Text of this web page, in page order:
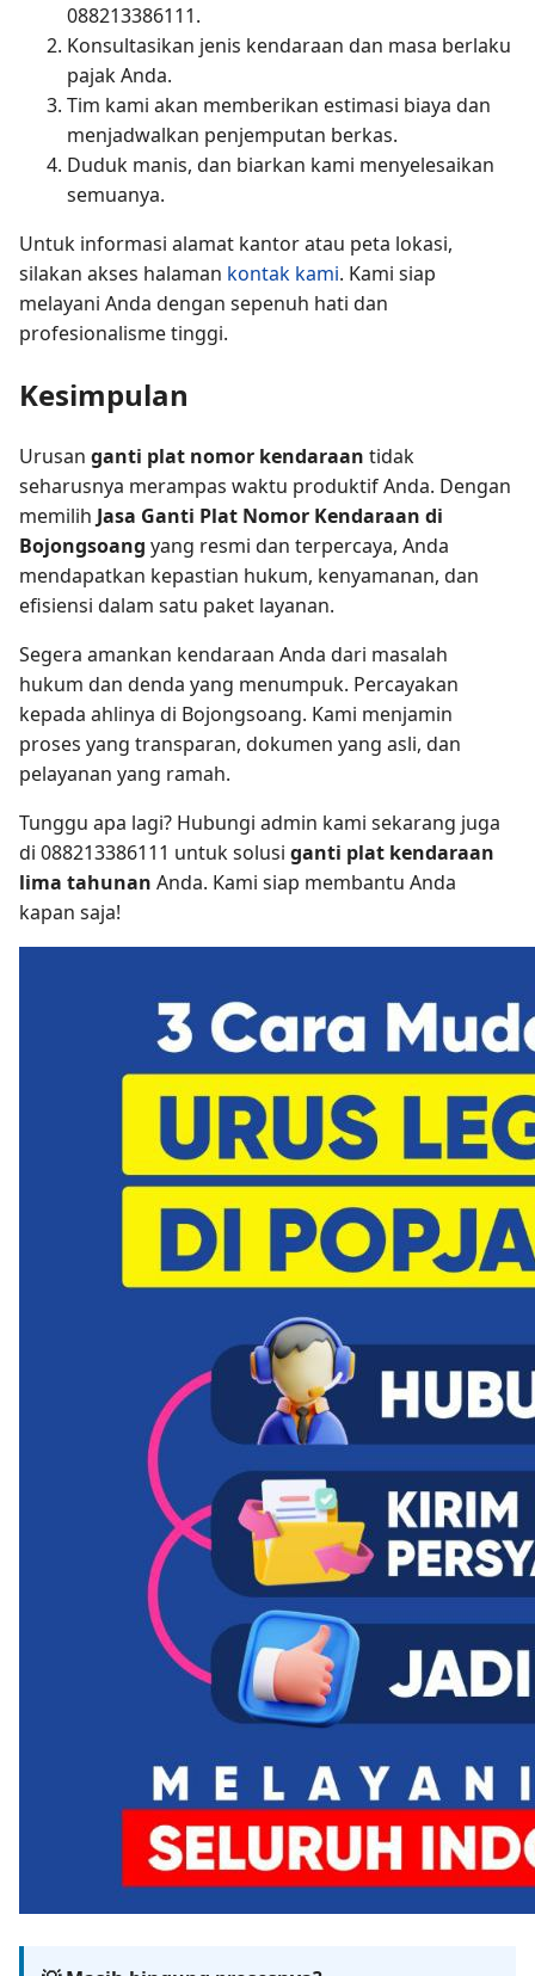
088213386111.
Konsultasikan jenis kendaraan dan masa berlaku
pajak Anda.
Tim kami akan memberikan estimasi biaya dan
menjadwalkan penjemputan berkas.
Duduk manis, dan biarkan kami menyelesaikan
semuanya.
Untuk informasi alamat kantor atau peta lokasi,
silakan akses halaman kontak kami. Kami siap
melayani Anda dengan sepenuh hati dan
profesionalisme tinggi.
Kesimpulan
Urusan ganti plat nomor kendaraan tidak
seharusnya merampas waktu produktif Anda. Dengan
memilih Jasa Ganti Plat Nomor Kendaraan di
Bojongsoang yang resmi dan terpercaya, Anda
mendapatkan kepastian hukum, kenyamanan, dan
efisiensi dalam satu paket layanan.
Segera amankan kendaraan Anda dari masalah
hukum dan denda yang menumpuk. Percayakan
kepada ahlinya di Bojongsoang. Kami menjamin
proses yang transparan, dokumen yang asli, dan
pelayanan yang ramah.
Tunggu apa lagi? Hubungi admin kami sekarang juga
di 088213386111 untuk solusi ganti plat kendaraan
lima tahunan Anda. Kami siap membantu Anda
kapan saja!